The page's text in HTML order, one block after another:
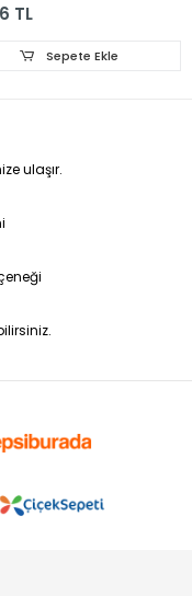
Sese ve
Üniteli Set
TL
Sepete Ekle
ulaşır.